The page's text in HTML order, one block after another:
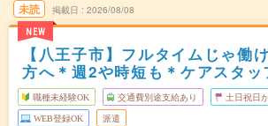
未読
NEW
掲載日 2026/08/08
【八王子市】フルタイムじゃ働
方へ＊週2や時短も＊ケアスタッ
職種未経験OK 交通費別途支給あり 土日祝日
WEB登録OK 派遣